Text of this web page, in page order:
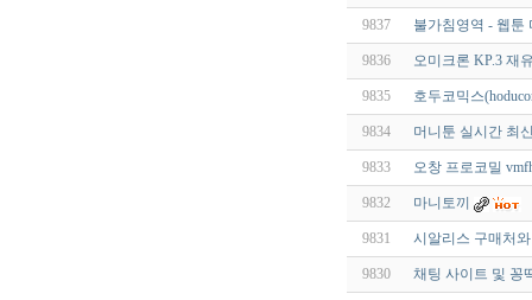
9837 불가침영역 - 웹툰
9836 오미크론 KP.3 재
9835 호두코믹스
9834 머니툰 실시간 최
9833 오창 프로코밀
9832 마니토끼
9831 시알리스 구매처
9830 채팅 사이트 및 꽁